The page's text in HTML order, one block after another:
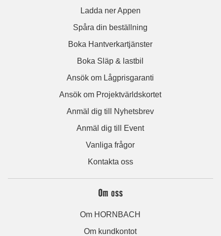
Ladda ner Appen
Spåra din beställning
Boka Hantverkartjänster
Boka Släp & lastbil
Ansök om Lågprisgaranti
Ansök om Projektvärldskortet
Anmäl dig till Nyhetsbrev
Anmäl dig till Event
Vanliga frågor
Kontakta oss
Om oss
Om HORNBACH
Om kundkontot